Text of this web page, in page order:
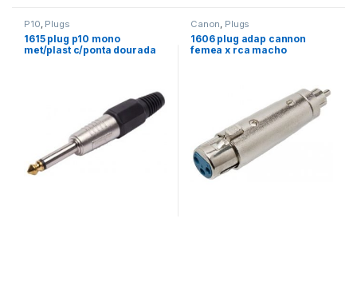
P10 Plugs
1615 plug p10 mono
met/plast c/ponta dourada
Canon Plugs
1606 plug adap cannon
femea x rca macho